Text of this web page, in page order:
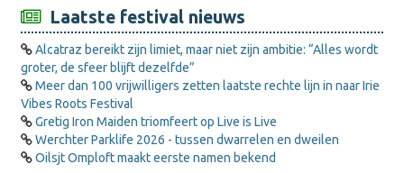
Laatste festival nieuws
Alcatraz bereikt zijn limiet, maar niet zijn ambitie: “Alles wordt
groter, de sfeer blijft dezelfde”
Meer dan 100 vrijwilligers zetten laatste rechte lijn in naar Irie
Vibes Roots Festival
Gretig Iron Maiden triomfeert op Live is Live
Werchter Parklife 2026 - tussen dwarrelen en dweilen
Oilsjt Omploft maakt eerste namen bekend